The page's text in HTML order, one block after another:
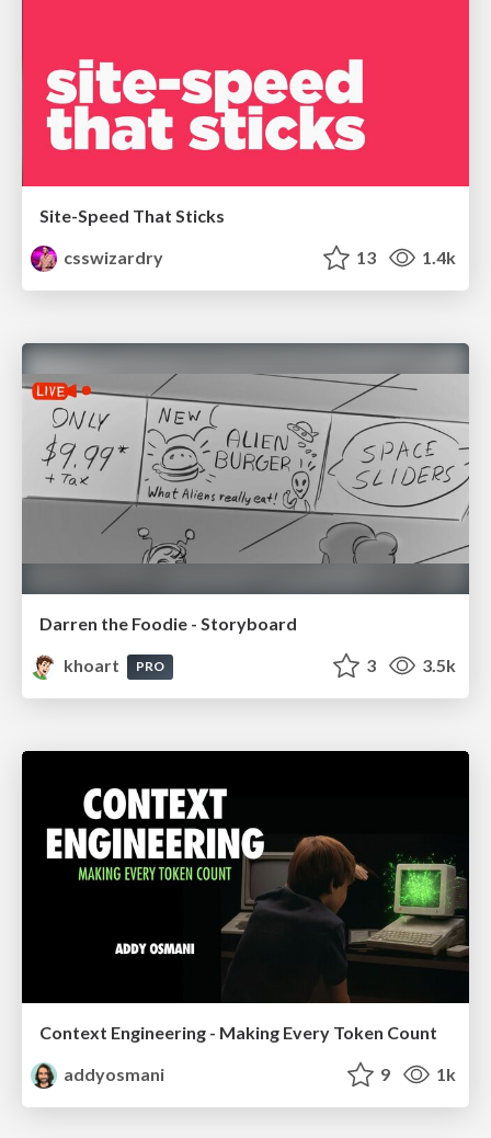
Site-Speed That Sticks
csswizardry
13 1.4k
Darren the Foodie - Storyboard
khoart
PRO 3 3.5k
Context Engineering - Making Every Token Count
addyosmani
9 1k